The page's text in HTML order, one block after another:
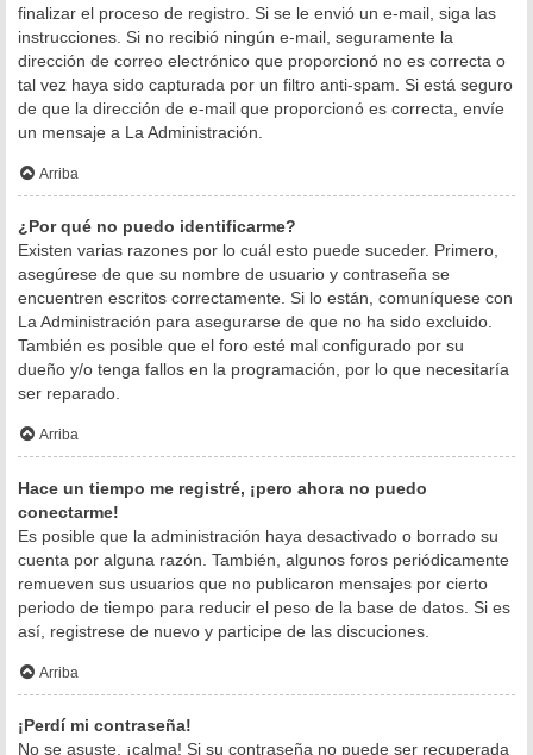
finalizar el proceso de registro. Si se le envió un e-mail, siga las
instrucciones. Si no recibió ningún e-mail, seguramente la
dirección de correo electrónico que proporcionó no es correcta o
tal vez haya sido capturada por un filtro anti-spam. Si está seguro
de que la dirección de e-mail que proporcionó es correcta, envíe
un mensaje a La Administración.
Arriba
¿Por qué no puedo identificarme?
Existen varias razones por lo cuál esto puede suceder. Primero,
asegúrese de que su nombre de usuario y contraseña se
encuentren escritos correctamente. Si lo están, comuníquese con
La Administración para asegurarse de que no ha sido excluido.
También es posible que el foro esté mal configurado por su
dueño y/o tenga fallos en la programación, por lo que necesitaría
ser reparado.
Arriba
Hace un tiempo me registré, ¡pero ahora no puedo
conectarme!
Es posible que la administración haya desactivado o borrado su
cuenta por alguna razón. También, algunos foros periódicamente
remueven sus usuarios que no publicaron mensajes por cierto
periodo de tiempo para reducir el peso de la base de datos. Si es
así, registrese de nuevo y participe de las discuciones.
Arriba
¡Perdí mi contraseña!
No se asuste, ¡calma! Si su contraseña no puede ser recuperada